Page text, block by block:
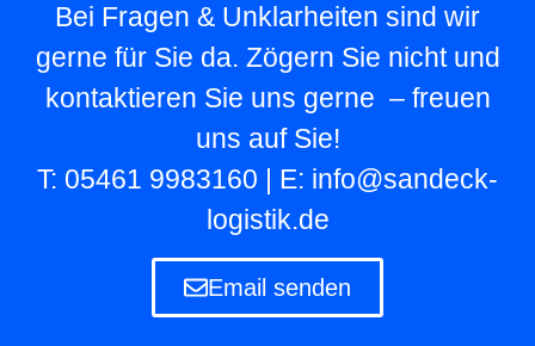
Bei Fragen & Unklarheiten sind wir
gerne für Sie da. Zögern Sie nicht und
kontaktieren Sie uns gerne – freuen
uns auf Sie!
T: 05461 9983160 | E: info@sandeck-
logistik.de
Email senden